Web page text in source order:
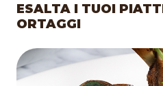
ESALTA I TUOI
ORTAGGI